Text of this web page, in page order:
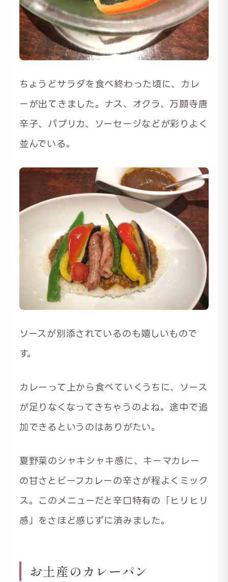
ちょうどサラダを食べ終わった頃に、カレ
ーが出てきました。ナス、オクラ、万願寺唐
辛子、パプリカ、ソーセージなどが彩りよく
並んでいる。
ソースが別添されているのも嬉しいもので
す。
カレーって上から食べていくうちに、ソース
が足りなくなってきちゃうのよね。途中で追
加できるというのはありがたい。
夏野菜のシャキシャキ感に、キーマカレー
の甘さとビーフカレーの辛さが程よくミック
ス。このメニューだと辛口特有の「ヒリヒリ
感」をさほど感じずに済みました。
お土産のカレーパン